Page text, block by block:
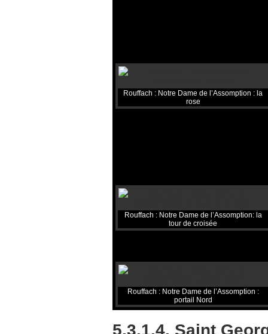
Rouffach : Notre Dame de l’Assomption : la
rose
Rouffach : Notre Dame de l’Assomption: la
tour de croisée
Rouffach : Notre Dame de l’Assomption :
portail Nord